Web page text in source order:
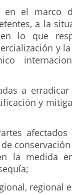
en el marco
a la
lo que
y
a
y
la medida
regional